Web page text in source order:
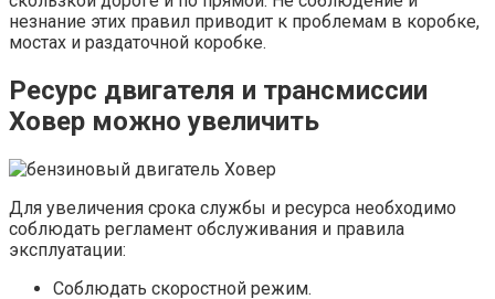
незнание этих правил приводит к проблемам в коробке,
мостах и раздаточной коробке.
Ресурс двигателя и трансмиссии
Ховер можно увеличить
Для увеличения срока службы и ресурса необходимо
соблюдать регламент обслуживания и правила
эксплуатации:
Соблюдать скоростной режим.